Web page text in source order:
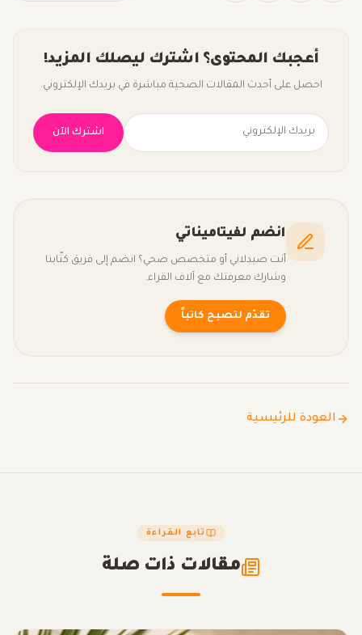
أعجبك المحتوى؟ اشترك ليصلك المزيد!
احصل على أحدث المقالات الصحية مباشرة في بريدك الإلكتروني.
اشترك الآن
انضم لفيتاميناتي
أنت صيدلاني أو متخصص صحي؟ انضم إلى فريق كتّابنا
وشارك معرفتك مع آلاف القراء.
تقدّم لتصبح كاتباً
العودة للرئيسية
تابع القراءة
مقالات ذات صلة